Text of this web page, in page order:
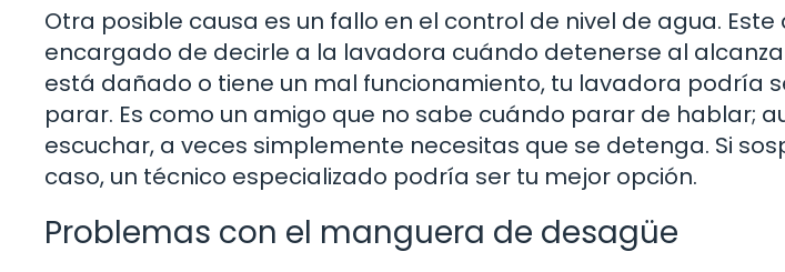
Otra posible causa es un fallo en el control de nivel de agua. Este
encargado de decirle a la lavadora cuándo detenerse al
está dañado o tiene un mal funcionamiento, tu lavadora podría
parar. Es como un amigo que no sabe cuándo parar de hablar;
escuchar, a veces simplemente necesitas que se detenga. Si
caso, un técnico especializado podría ser tu mejor opción.
Problemas con el manguera de desagüe